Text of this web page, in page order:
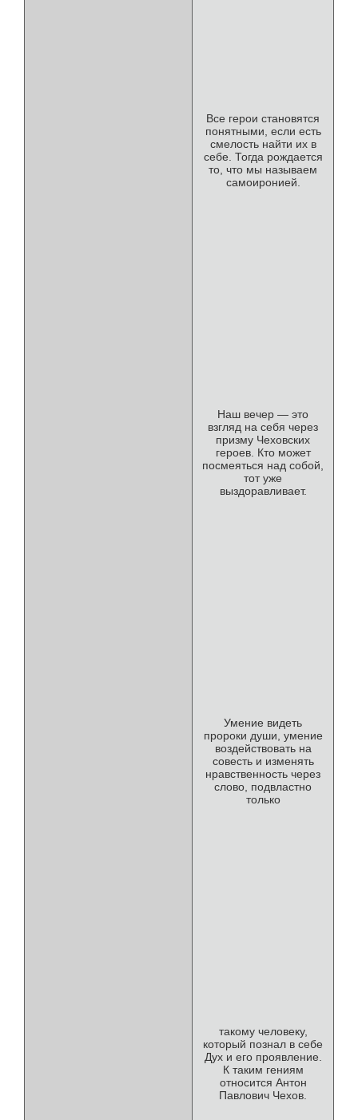
Все герои становятся
понятными, если есть
смелость найти их в
себе. Тогда рождается
то, что мы называем
самоиронией.
Наш вечер — это
взгляд на себя через
призму Чеховских
героев. Кто может
посмеяться над собой,
тот уже
выздоравливает.
Умение видеть
пророки души, умение
воздействовать на
совесть и изменять
нравственность через
слово, подвластно
только
такому человеку,
который познал в себе
Дух и его проявление.
К таким гениям
относится Антон
Павлович Чехов.